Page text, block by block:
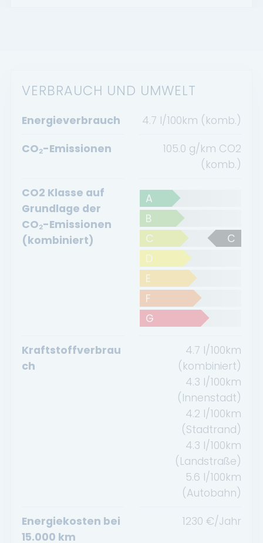
VERBRAUCH UND UMWELT
Energieverbrauch
4.7 l/100km (komb.)
CO₂-Emissionen
105.0 g/km CO2
(komb.)
CO2 Klasse auf
Grundlage der
CO₂-Emissionen
(kombiniert)
A
B
C
C
D
E
F
G
Kraftstoffverbrau
ch
4.7 l/100km
(kombiniert)
4.3 l/100km
(Innenstadt)
4.2 l/100km
(Stadtrand)
4.3 l/100km
(Landstraße)
5.6 l/100km
(Autobahn)
Energiekosten bei
15.000 km
1230 €/Jahr